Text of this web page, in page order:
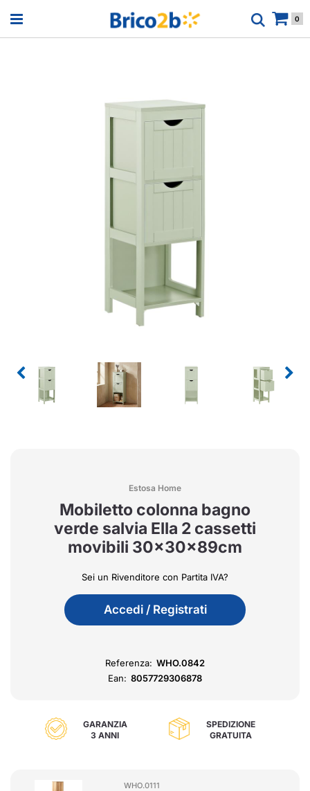
Open menu 0
Estosa Home
Mobiletto colonna bagno
verde salvia Ella 2 cassetti
movibili 30x30x89cm
Sei un Rivenditore con Partita IVA?
Accedi / Registrati
Referenza: WHO.0842
Ean: 8057729306878
GARANZIA
3 ANNI
SPEDIZIONE
GRATUITA
WHO.0111